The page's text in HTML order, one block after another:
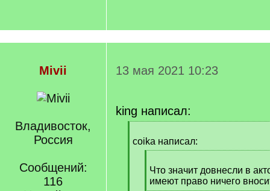
Mivii
Владивосток,
Россия
Сообщений:
116
13 мая 2021 10:23
king написал:
q
coika написал:
q
]
Что значит довнесли в
имеют право ничего